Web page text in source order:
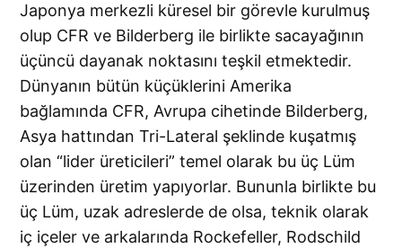
Japonya merkezli küresel bir görevle kurulmuş
olup CFR ve Bilderberg ile birlikte sacayağının
üçüncü dayanak noktasını teşkil etmektedir.
Dünyanın bütün küçüklerini Amerika
bağlamında CFR, Avrupa cihetinde Bilderberg,
Asya hattından Tri-Lateral şeklinde kuşatmış
olan “lider üreticileri” temel olarak bu üç Lüm
üzerinden üretim yapıyorlar. Bununla birlikte bu
üç Lüm, uzak adreslerde de olsa, teknik olarak
iç içeler ve arkalarında Rockefeller, Rodschild